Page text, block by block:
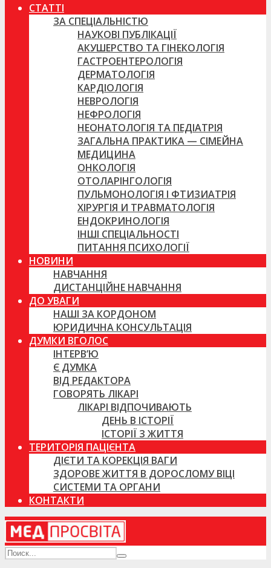
СТАТТІ
ЗА СПЕЦІАЛЬНІСТЮ
НАУКОВІ ПУБЛІКАЦІЇ
АКУШЕРСТВО ТА ГІНЕКОЛОГІЯ
ГАСТРОЕНТЕРОЛОГІЯ
ДЕРМАТОЛОГІЯ
КАРДІОЛОГІЯ
НЕВРОЛОГІЯ
НЕФРОЛОГІЯ
НЕОНАТОЛОГІЯ ТА ПЕДІАТРІЯ
ЗАГАЛЬНА ПРАКТИКА — СІМЕЙНА
МЕДИЦИНА
ОНКОЛОГІЯ
ОТОЛАРІНГОЛОГІЯ
ПУЛЬМОНОЛОГІЯ І ФТИЗИАТРІЯ
ХІРУРГІЯ И ТРАВМАТОЛОГІЯ
ЕНДОКРИНОЛОГІЯ
ІНШІ СПЕЦІАЛЬНОСТІ
ПИТАННЯ ПСИХОЛОГІЇ
НОВИНИ
НАВЧАННЯ
ДИСТАНЦІЙНЕ НАВЧАННЯ
ДО УВАГИ
НАШІ ЗА КОРДОНОМ
ЮРИДИЧНА КОНСУЛЬТАЦІЯ
ДУМКИ ВГОЛОС
ІНТЕРВ’Ю
Є ДУМКА
ВІД РЕДАКТОРА
ГОВОРЯТЬ ЛІКАРІ
ЛІКАРІ ВІДПОЧИВАЮТЬ
ДЕНЬ В ІСТОРІЇ
ІСТОРІЇ З ЖИТТЯ
ТЕРИТОРІЯ ПАЦІЄНТА
ДІЄТИ ТА КОРЕКЦІЯ ВАГИ
ЗДОРОВЕ ЖИТТЯ В ДОРОСЛОМУ ВІЦІ
СИСТЕМИ ТА ОРГАНИ
КОНТАКТИ